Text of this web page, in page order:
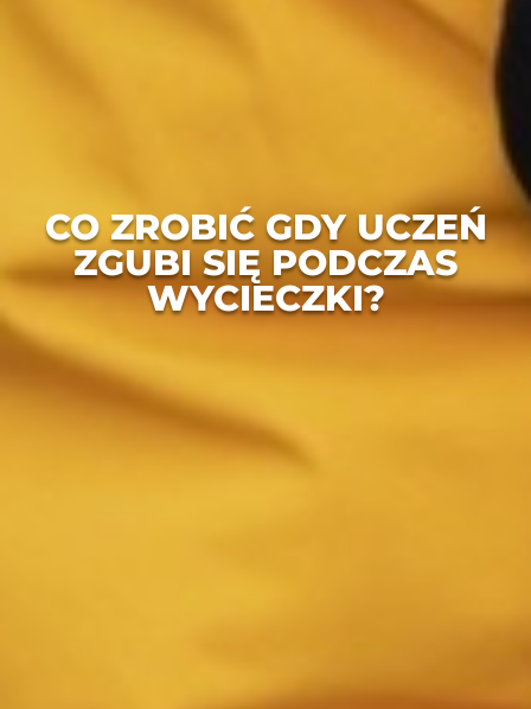
CO ZROBIĆ GDY UCZEŃ
ZGUBI SIĘ PODCZAS
WYCIECZKI?